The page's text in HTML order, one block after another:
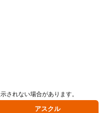
されない場合があります。
アスクル